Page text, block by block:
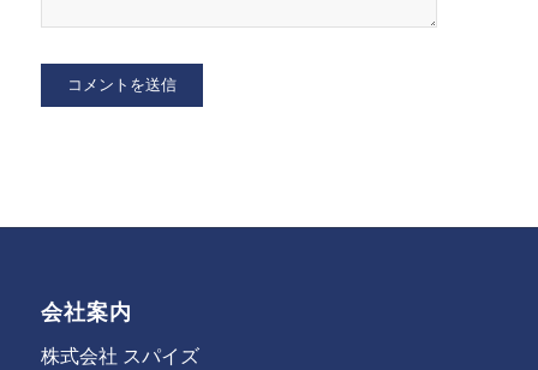
会社案内
株式会社 スパイズ